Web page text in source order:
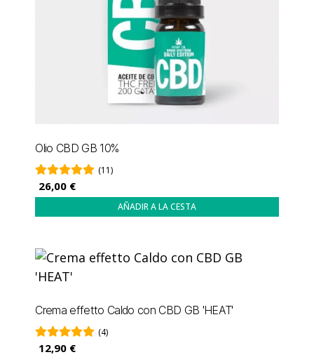
Olio CBD GB 10%
(11)
26,00 €
AÑADIR A LA CESTA
Crema effetto Caldo con CBD GB 'HEAT'
(4)
12,90 €